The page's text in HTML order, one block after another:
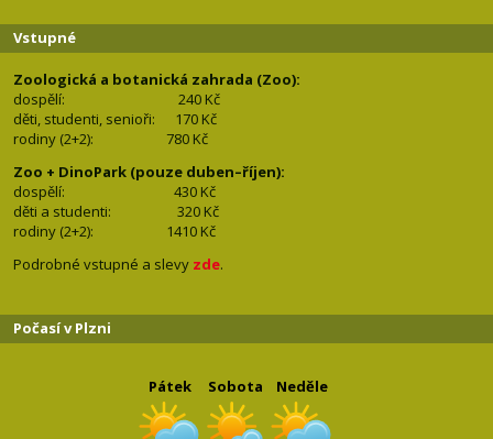
Vstupné
Zoologická a botanická zahrada (Zoo):
dospělí:
240 Kč
děti, studenti, senioři: 170 Kč
rodiny (2+2): 780 Kč
Zoo + DinoPark (pouze duben–říjen):
dospělí: 430 Kč
děti a studenti: 320 Kč
rodiny (2+2): 1410 Kč
Podrobné vstupné a slevy zde.
Počasí v Plzni
Pátek Sobota Neděle